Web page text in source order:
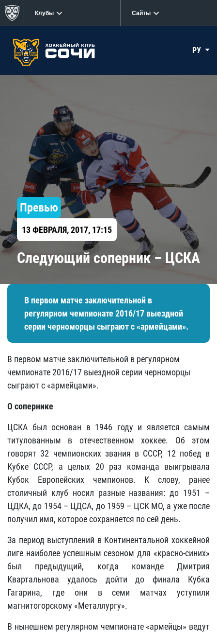
Клубы Сайты
РУ
Превью
13 ФЕВРАЛЯ, 2017, 17:15
Следующий соперник – ЦСКА
В первом матче заключительной в
регулярном чемпионате 2016/17 выездной
серии черноморцы сыграют с «армейцами».
В первом матче заключительной в регулярном
чемпионате 2016/17 выездной серии черноморцы
сыграют с «армейцами».
О сопернике
ЦСКА был основан в 1946 году и является самым
титулованным в отечественном хоккее. Об этом
говорят 32 чемпионских звания в СССР, 12 побед в
Кубке СССР, а целых 20 раз команда выигрывала
Кубок Европейских чемпионов. К слову, ранее
столичный клуб носил разные названия: до 1951 –
ЦДКА, до 1954 – ЦДСА, до 1959 – ЦСК МО, а уже после
получил имя, которое сохраняется по сей день.
За период выступлений в Континентальной хоккейной
лиге наиболее успешным сезоном для «красно-синих»
был предыдущий, когда команде Дмитрия
Квартальнова удалось дойти до финала Кубка
Гагарина, где они в семи матчах уступили
магнитогорскому «Металлургу».
В нынешнем регулярном чемпионате «армейцы» ведут